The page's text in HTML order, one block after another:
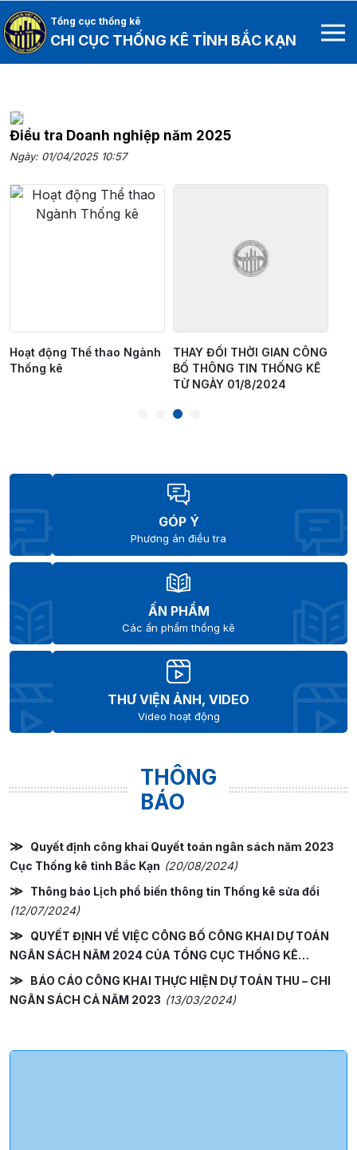
Tổng cục thống kê
CHI CỤC THỐNG KÊ TỈNH BẮC KẠN
Điều tra Doanh nghiệp năm 2025
Ngày: 01/04/2025 10:57
Hoạt động Thể thao Ngành
Thống kê
THAY ĐỔI THỜI GIAN CÔNG
BỐ THÔNG TIN THỐNG KÊ
TỪ NGÀY 01/8/2024
GÓP Ý
Phương án điều tra
ẤN PHẨM
Các ấn phẩm thống kê
THƯ VIỆN ẢNH, VIDEO
Video hoạt động
THÔNG
BÁO
Quyết định công khai Quyết toán ngân sách năm 2023
Cục Thống kê tỉnh Bắc Kạn (20/08/2024)
Thông báo Lịch phổ biến thông tin Thống kê sửa đổi
(12/07/2024)
QUYẾT ĐỊNH VỀ VIỆC CÔNG BỐ CÔNG KHAI DỰ TOÁN
NGÂN SÁCH NĂM 2024 CỦA TỔNG CỤC THỐNG KÊ
(13/03/2024)
BÁO CÁO CÔNG KHAI THỰC HIỆN DỰ TOÁN THU – CHI
NGÂN SÁCH CẢ NĂM 2023 (13/03/2024)